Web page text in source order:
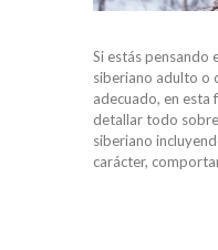
Si estás pensando
siberiano adulto o
adecuado, en esta
detallar todo
siberiano
carácter,